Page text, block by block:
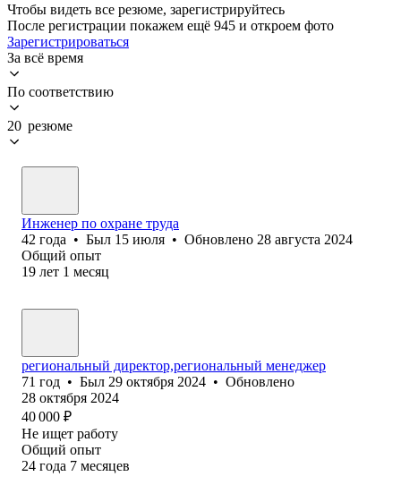
Чтобы видеть все резюме, зарегистрируйтесь
После регистрации покажем ещё 945 и откроем фото
Зарегистрироваться
За всё время
По соответствию
20 резюме
Инженер по охране труда
42 года • Был 15 июля • Обновлено 28 августа 2024
Общий опыт
19 лет 1 месяц
региональный директор,региональный менеджер
71 год • Был 29 октября 2024 • Обновлено
28 октября 2024
40 000 ₽
Не ищет работу
Общий опыт
24 года 7 месяцев